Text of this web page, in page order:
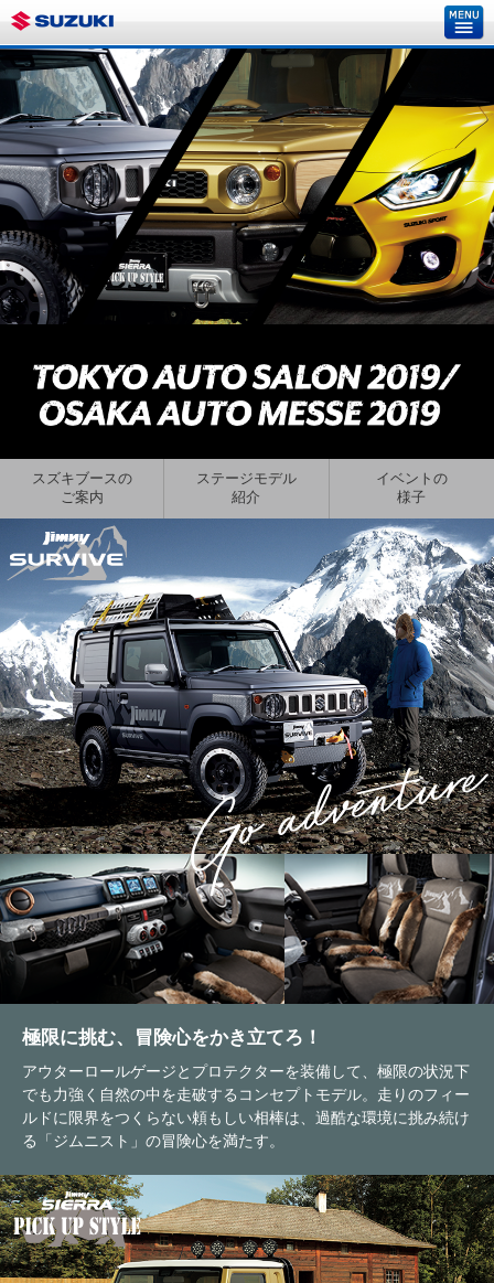
スズキブースの
ご案内
ステージモデル
紹介
イベントの
様子
極限に挑む、冒険心をかき立てろ！
アウターロールゲージとプロテクターを装備して、極限の状況下
でも力強く自然の中を走破するコンセプトモデル。走りのフィー
ルドに限界をつくらない頼もしい相棒は、過酷な環境に挑み続け
る「ジムニスト」の冒険心を満たす。